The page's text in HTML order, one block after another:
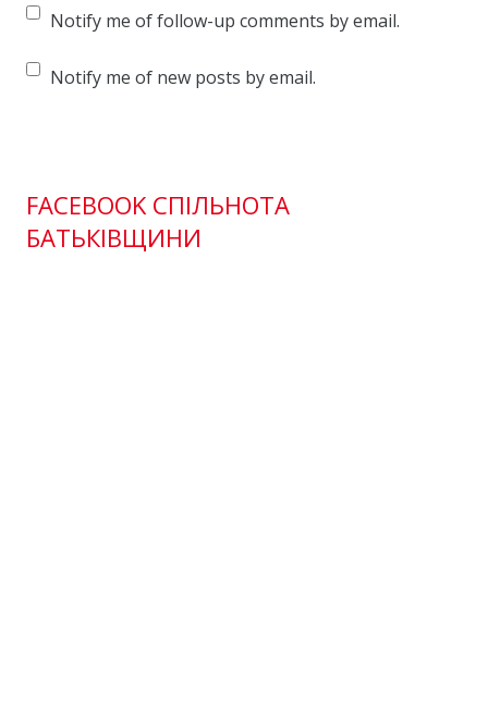
Notify me of follow-up comments by email.
Notify me of new posts by email.
FACEBOOK СПІЛЬНОТА
БАТЬКІВЩИНИ